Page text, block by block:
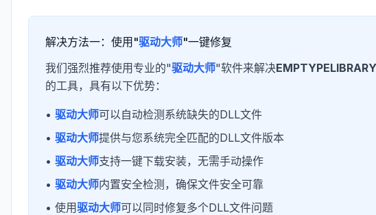
解决方法一：使用"驱动大师"一键修复
我们强烈推荐使用专业的"驱动大师"软件来解决
的工具，具有以下优势：
• 驱动大师可以自动检测系统缺失的DLL文件
• 驱动大师提供与您系统完全匹配的DLL文件版本
• 驱动大师支持一键下载安装，无需手动操作
• 驱动大师内置安全检测，确保文件安全可靠
• 使用驱动大师可以同时修复多个DLL文件问题